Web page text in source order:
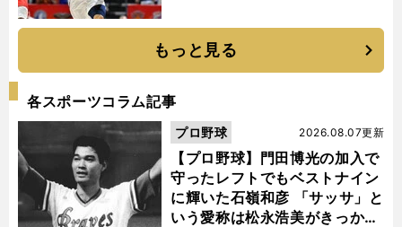
もっと見る
各スポーツコラム記事
【プロ野球】門田博光の加入で
守ったレフトでもベストナイン
に輝いた石嶺和彦 「サッサ」と
いう愛称は松永浩美がきっか
2026.08.07更新
プロ野球